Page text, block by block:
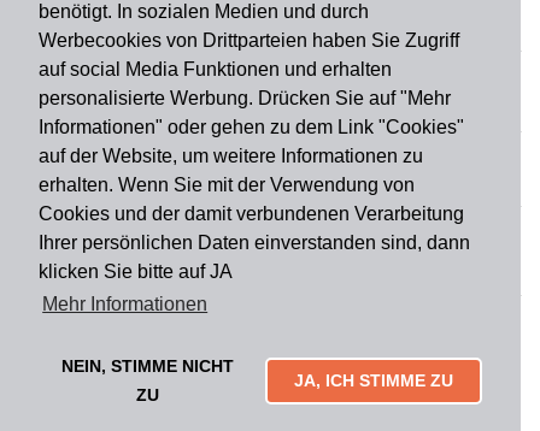
benötigt. In sozialen Medien und durch
Werbecookies von Drittparteien haben Sie Zugriff
auf social Media Funktionen und erhalten
personalisierte Werbung. Drücken Sie auf "Mehr
Informationen" oder gehen zu dem Link "Cookies"
auf der Website, um weitere Informationen zu
erhalten. Wenn Sie mit der Verwendung von
Cookies und der damit verbundenen Verarbeitung
Ihrer persönlichen Daten einverstanden sind, dann
klicken Sie bitte auf JA
Mehr Informationen
NEIN, STIMME NICHT
ZU
JA, ICH STIMME ZU
Zahlungsart
Versandart
Du findest uns auch auf
Informationen
Impressum Widerruf
Mytailor croodles